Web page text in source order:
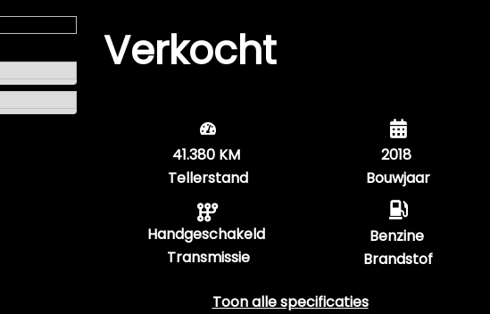
Verkocht
41.380 KM
Tellerstand
Handgeschakeld
Transmissie
2018
Bouwjaar
Benzine
Brandstof
Toon alle specificaties